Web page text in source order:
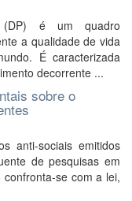
(DP) é um quadro
a qualidade de vida
É caracterizada
decorrente ...
sobre o
anti-sociais emitidos
de pesquisas em
se com a lei,